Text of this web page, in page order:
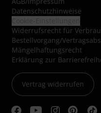
Datenschutzhinweise
Widerrufsrecht für
Bestellvorgang/
Mängelhaftungsrecht
Erklärung zur
Vertrag widerrufen